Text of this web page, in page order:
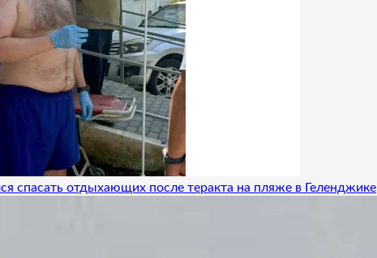
спасать отдыхающих после теракта на пляже в Геленджике